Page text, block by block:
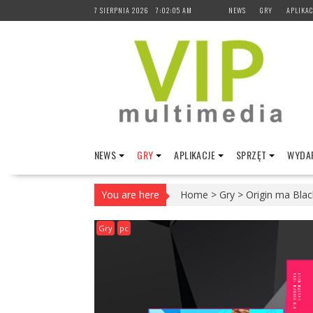
to
7 SIERPNIA 2026 7:02:06 AM NEWS GRY
NEWS GRY APLIKACJE SPRZĘT
You are here Home > Gry > Origin ma
Gry pc